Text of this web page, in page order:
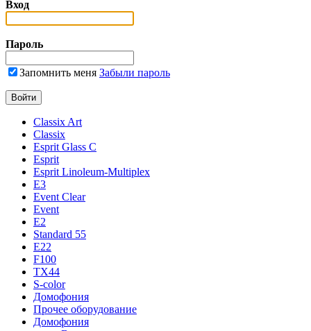
Вход
Пароль
Запомнить меня Забыли пароль
Classix Art
Classix
Esprit Glass C
Esprit
Esprit Linoleum-Multiplex
E3
Event Clear
Event
E2
Standard 55
E22
F100
TX44
S-color
Домофония
Прочее оборудование
Домофония